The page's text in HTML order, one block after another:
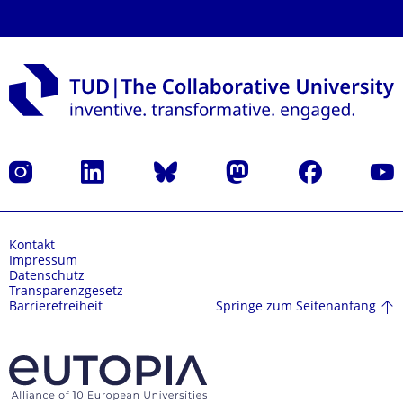
Instagram LinkedIn Bluesky Mastodon Facebook
Kontakt
Impressum
Datenschutz
Transparenzgesetz
Barrierefreiheit
Springe zum Seitenanfang